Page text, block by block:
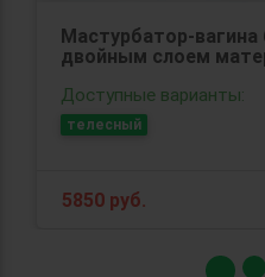
Мастурбатор-вагина
двойным слоем
Доступные варианты:
телесный
5850 руб.